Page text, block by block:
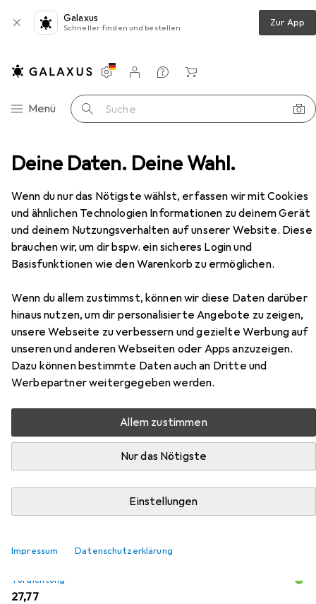
Deine Daten. Deine Wahl.
Wenn du nur das Nötigste wählst, erfassen wir mit Cookies
und ähnlichen Technologien Informationen zu deinem Gerät
und deinem Nutzungsverhalten auf unserer Website. Diese
brauchen wir, um dir bspw. ein sicheres Login und
Basisfunktionen wie den Warenkorb zu ermöglichen.
Wenn du allem zustimmst, können wir diese Daten darüber
hinaus nutzen, um dir personalisierte Angebote zu zeigen,
unsere Webseite zu verbessern und gezielte Werbung auf
unseren und anderen Webseiten oder Apps anzuzeigen.
Dazu können bestimmte Daten auch an Dritte und
Werbepartner weitergegeben werden.
Allem zustimmen
Nur das Nötigste
Einstellungen
Impressum Datenschutzerklärung
Galaxus
Schneller finden und bestellen Zur App
Navigation nach Kategorien
Menü Suche
Einstellungen
Kundenkonto
Vergleichslisten
Merklisten
Warenkorb
Türdichtung Planet Türabsenkdichtungen FT-plus
EUR
83,90
Planet
Türabsenkdichtungen FT-plus
Zubehör für Planet
Türabsenkdichtungen FT-plus
Hier findest du passendes Zubehör zum Produkt Planet
Türabsenkdichtungen FT-plus aus den Kategorien
Relevanz
Produktliste
Türdichtung
EUR
27,77